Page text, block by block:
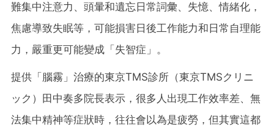
難集中注意力、頭暈和遺忘日常詞彙、失憶、情緒化，
焦慮導致失眠等，可能損害日後工作能力和日常自理能
力，嚴重更可能變成「失智症」。
提供「腦霧」治療的東京TMS診所（東京TMSクリニ
ック）田中奏多院長表示，很多人出現工作效率差、無
法集中精神等症狀時，往往會以為是疲勞，但其實這都